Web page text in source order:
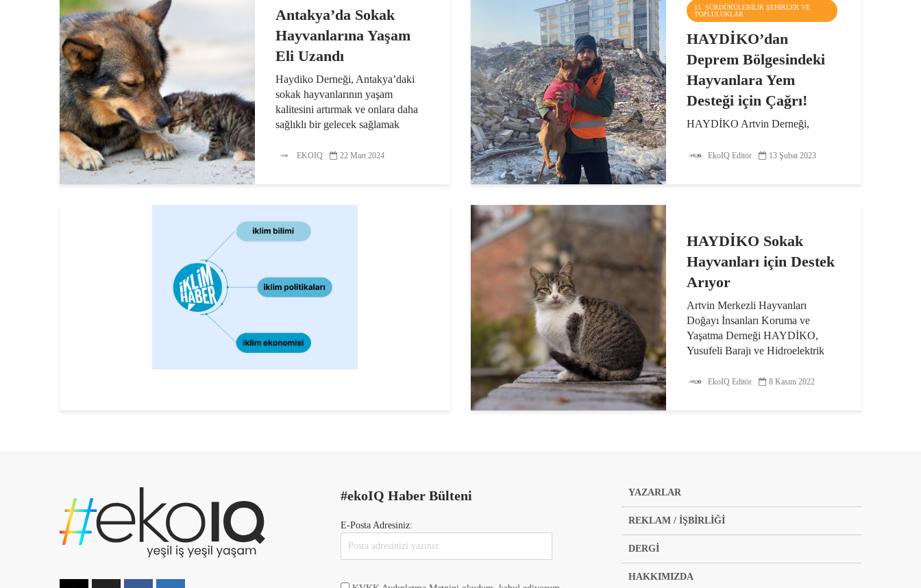
Antakya’da Sokak
Hayvanlarına Yaşam
Eli Uzandı
Haydiko Derneği, Antakya’daki
sokak hayvanlarının yaşam
kalitesini artırmak ve onlara daha
sağlıklı bir gelecek sağlamak
ve tedavi operasyonu başlattı.
EKOIQ 22 Mart 2024
11. SÜRDÜRÜLEBILIR ŞEHIRLER VE
TOPLULUKLAR
HAYDİKO’dan
Deprem Bölgesindeki
Hayvanlara Yem
Desteği için Çağrı!
HAYDİKO Artvin Derneği,
büyük ve küçükbaş hayvanlara
EkoIQ Editör 13 Şubat 2023
HAYDİKO Sokak
Hayvanları için Destek
Arıyor
Artvin Merkezli Hayvanları
Doğayı İnsanları Koruma ve
Yaşatma Derneği HAYDİKO,
Yusufeli Barajı ve Hidroelektrik
sular altında kalacak bölgede, sayısı
EkoIQ Editör 8 Kasım 2022
#ekoIQ Haber Bülteni
E-Posta Adresiniz:
YAZARLAR
REKLAM / İŞBİRLİĞİ
DERGİ
HAKKIMIZDA